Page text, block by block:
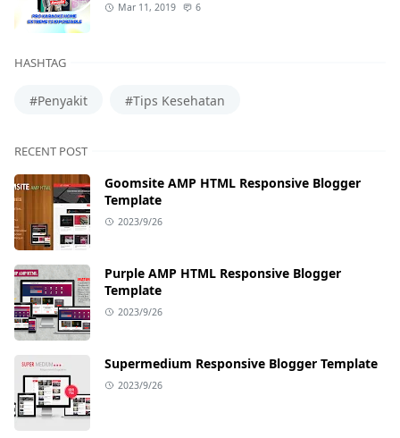
Mar 11, 2019 6
HASHTAG
#Penyakit #Tips Kesehatan
RECENT POST
Goomsite AMP HTML Responsive Blogger
Template
2023/9/26
Purple AMP HTML Responsive Blogger
Template
2023/9/26
Supermedium Responsive Blogger Template
2023/9/26